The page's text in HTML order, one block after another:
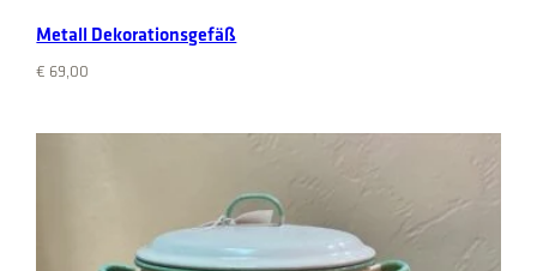
Metall Dekorationsgefäß
€ 69,00